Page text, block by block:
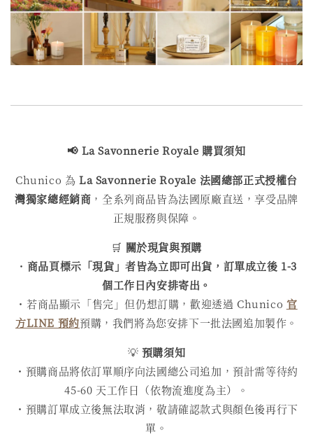
📢 La Savonnerie Royale 購買須知
Chunico 為 La Savonnerie Royale 法國總部正式授權台
灣獨家總經銷商 ，全系列商品皆為法國原廠直送，享受品牌
正規服務與保障。
🛒 關於現貨與預購
・ 商品頁標示「現貨」者皆為立即可出貨，訂單成立後 1-3
個工作日內安排寄出。
・若商品顯示「售完」但仍想訂購，歡迎透過 Chunico 官
方LINE 預約預購，我們將為您安排下一批法國追加製作。
💡 預購須知
・預購商品將依訂單順序向法國總公司追加，預計需等待約
45-60 天工作日（依物流進度為主）。
・預購訂單成立後無法取消，敬請確認款式與顏色後再行下
單。